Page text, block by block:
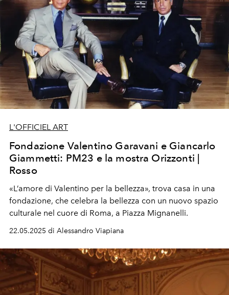
L'OFFICIEL ART
Fondazione Valentino Garavani e Giancarlo
Giammetti: PM23 e la mostra Orizzonti |
Rosso
«L’amore di Valentino per la bellezza», trova casa in una
fondazione, che celebra la bellezza con un nuovo spazio
culturale nel cuore di Roma, a Piazza Mignanelli.
22.05.2025 di Alessandro Viapiana